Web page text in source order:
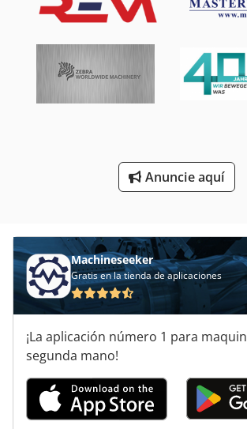
Sierras Circulares De Corte De
Sierras De Mesa Ajustable En Altura
Silo De Interior
Talladoras De EngranajesAnuncie aquí
Machineseeker
Gratis en la tienda de aplicaciones
¡La aplicación número 1 para
segunda mano!